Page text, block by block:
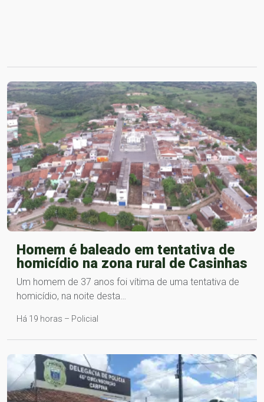
Homem é baleado em tentativa de
homicídio na zona rural de Casinhas
Um homem de 37 anos foi vítima de uma tentativa de
homicídio, na noite desta…
Há 19 horas – Policial